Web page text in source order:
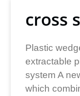
cross
Plastic
extractable
system A
which